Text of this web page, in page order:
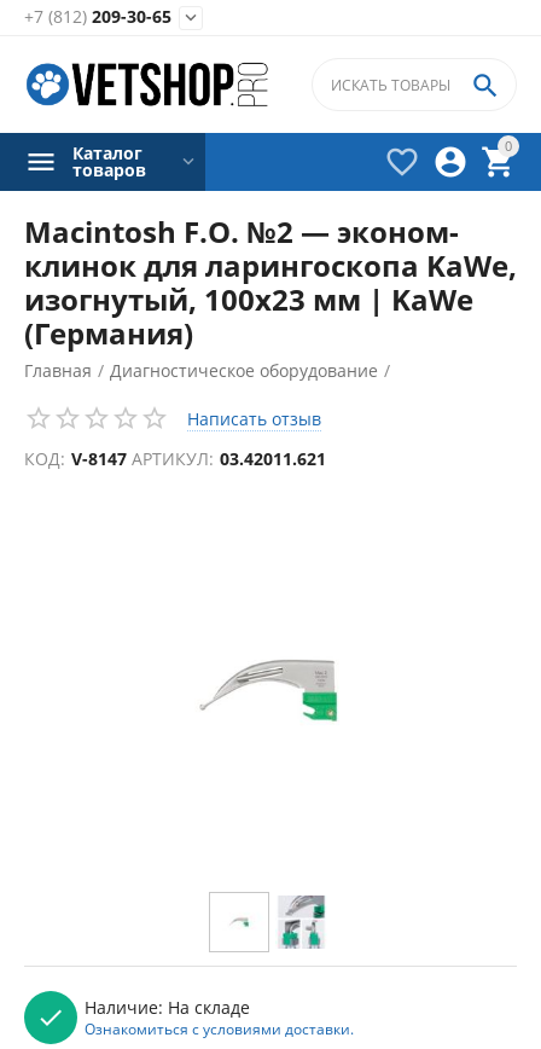
+7 (812) 209-30-65 
0




Каталог
товаров
Macintosh F.O. №2 — эконом-
клинок для ларингоскопа KaWe,
изогнутый, 100х23 мм | KaWe
(Германия)
Главная / Диагностическое оборудование /
Ларингоскопы / Клинки ларингоскопов
Написать отзыв
КОД: V-8147 АРТИКУЛ: 03.42011.621
Наличие: На складе
Ознакомиться с условиями доставки.